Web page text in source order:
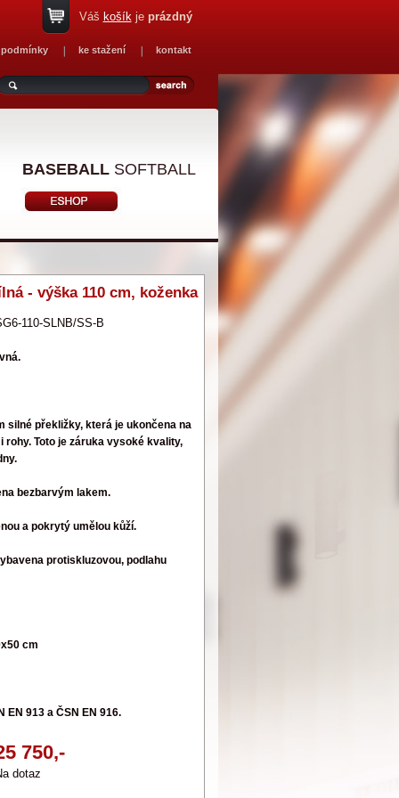
ke stažení kontakt
Váš košíkje prázdný
BASEBALLSOFTBALL
- výška 110 cm, koženka
110-SLNB/SS-B
silné překližky, která je ukončena na
Toto je záruka vysoké kvality,
bezbarvým lakem.
a pokrytý umělou kůží.
protiskluzovou, podlahu
cm
EN 913 a ČSN EN 916.
750,-
dotaz